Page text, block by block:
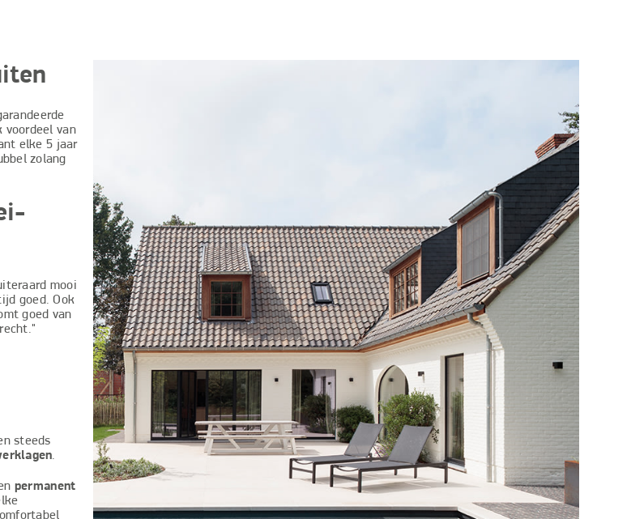
voordeel van
elke 5 jaar
zolang
mooi
goed. Ook
goed van
steeds
.
permanent